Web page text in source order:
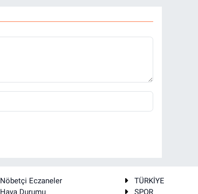
Nöbetçi Eczaneler
Hava Durumu
TÜRKİYE
SPOR